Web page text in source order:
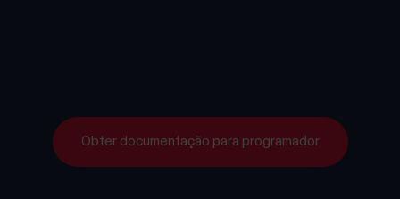
Obter documentação para programador